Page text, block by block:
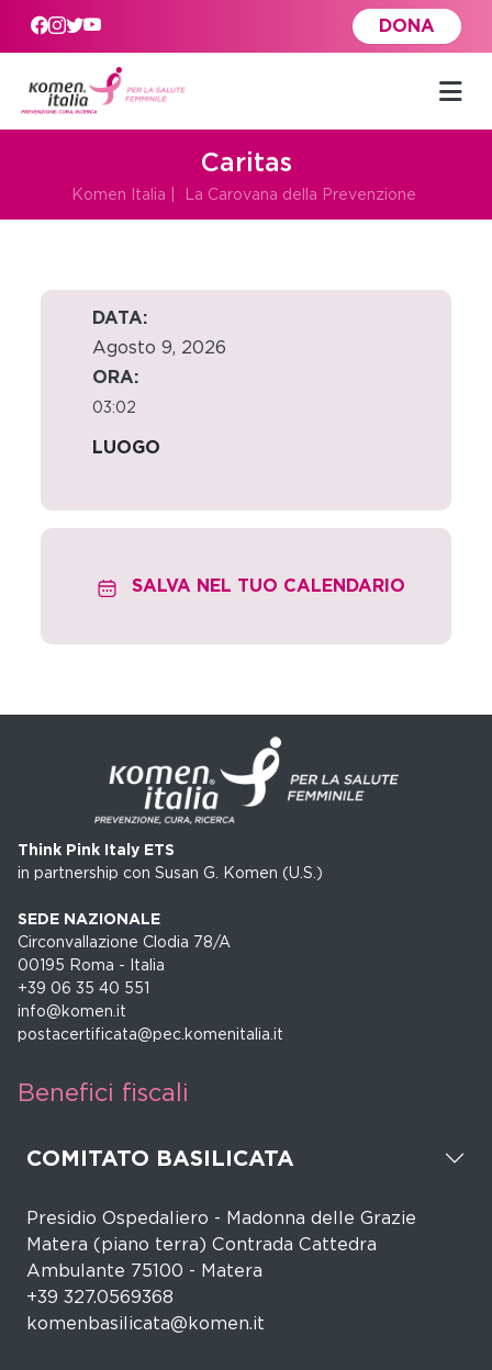
Skip to main content
DONA
Caritas
Komen Italia La Carovana della Prevenzione
DATA:
Agosto 9, 2026
ORA:
03:02
LUOGO
SALVA NEL TUO CALENDARIO
Think Pink Italy ETS
in partnership con Susan G. Komen (U.S.)
SEDE NAZIONALE
Circonvallazione Clodia 78/A
00195 Roma - Italia
+39 06 35 40 551
info@komen.it
postacertificata@pec.komenitalia.it
Benefici fiscali
COMITATO BASILICATA
Presidio Ospedaliero - Madonna delle Grazie
Matera (piano terra) Contrada Cattedra
Ambulante 75100 - Matera
+39 327.0569368
komenbasilicata@komen.it